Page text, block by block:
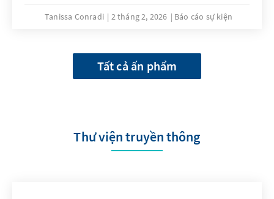
Tanissa Conradi 2 tháng 2, 2026 Báo cáo sự kiện
Tất cả ấn phẩm
Thư viện truyền thông